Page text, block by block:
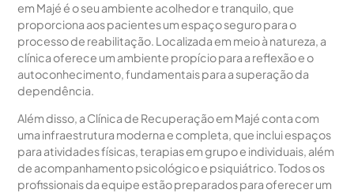
em Majé é o seu ambiente acolhedor e tranquilo, que
proporciona aos pacientes um espaço seguro para o
processo de reabilitação. Localizada em meio à natureza, a
clínica oferece um ambiente propício para a reflexão e o
autoconhecimento, fundamentais para a superação da
dependência.
Além disso, a Clínica de Recuperação em Majé conta com
uma infraestrutura moderna e completa, que inclui espaços
para atividades físicas, terapias em grupo e individuais, além
de acompanhamento psicológico e psiquiátrico. Todos os
profissionais da equipe estão preparados para oferecer um